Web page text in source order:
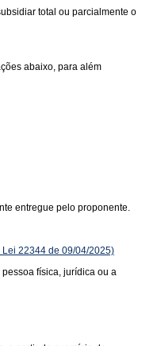
total ou parcialmente o
abaixo, para além
entregue pelo proponente.
22344 de 09/04/2025)
física, jurídica ou a